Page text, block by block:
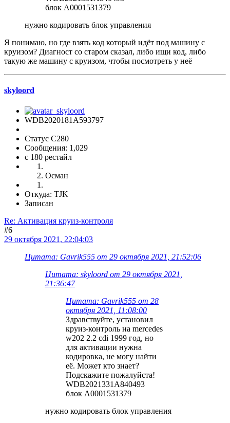
блок A0001531379
нужно кодировать блок управления
Я понимаю, но где взять код который идёт под машину с
круизом? Диагност со старом сказал, либо ищи код, либо
такую же машину с круизом, чтобы посмотреть у неё
skyloord
WDB2020181A593797
Статус C280
Сообщения: 1,029
c 180 рестайл
Осман
Откуда: TJK
Записан
Re: Активация круиз-контроля
#6
29 октября 2021, 22:04:03
Цитата: Gavrik555 от 29 октября 2021, 21:52:06
Цитата: skyloord от 29 октября 2021,
21:36:47
Цитата: Gavrik555 от 28
октября 2021, 11:08:00
Здравствуйте, установил
круиз-контроль на mercedes
w202 2.2 cdi 1999 год, но
для активации нужна
кодировка, не могу найти
её. Может кто знает?
Подскажите пожалуйста!
WDB2021331A840493
блок A0001531379
нужно кодировать блок управления